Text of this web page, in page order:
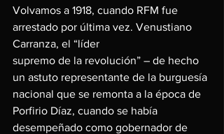
Volvamos a 1918, cuando RFM fue
arrestado por última vez. Venustiano
Carranza, el “líder
supremo de la revolución” – de hecho
un astuto representante de la burguesía
nacional que se remonta a la época de
Porfirio Díaz, cuando se había
desempeñado como gobernador de